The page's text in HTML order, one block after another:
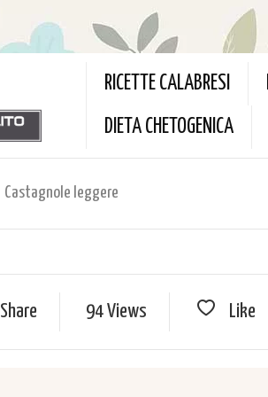
RICETTE CALABRESI
DIETA CHETOGENICA
Castagnole leggere
Share 94 Views Like